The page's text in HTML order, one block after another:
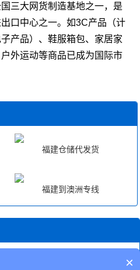
三大网货制造基地之一，是
口中心之一。如3C产品（计
产品）、鞋服箱包、家居家
外运动等商品已成为国际市
福建仓储代发货
福建到澳洲专线
×